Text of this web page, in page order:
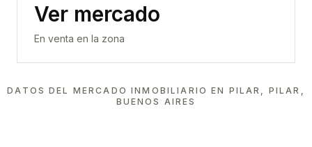
Ver mercado
En venta en la zona
DATOS DEL MERCADO INMOBILIARIO EN PILAR, PILAR,
BUENOS AIRES